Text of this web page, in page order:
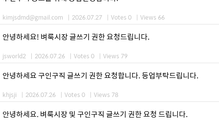
kimjsdmd@gmail.com | 2026.07.27 | Votes 0 | Views 66
안녕하세요! 벼룩시장 글쓰기 권한 요청드립니다.
jsworld2 | 2026.07.26 | Votes 0 | Views 79
안녕하세요 구인구직 글쓰기 권한 요청합니다. 등업부탁드립니다.
khjsji | 2026.07.26 | Votes 0 | Views 78
안녕하세요. 벼룩시장 및 구인구직 글쓰기 권한 요청 드립니다.